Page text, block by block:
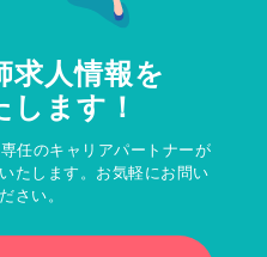
求人情報を
します！
任のキャリアパートナーが
たします。お気軽にお問い
さい。